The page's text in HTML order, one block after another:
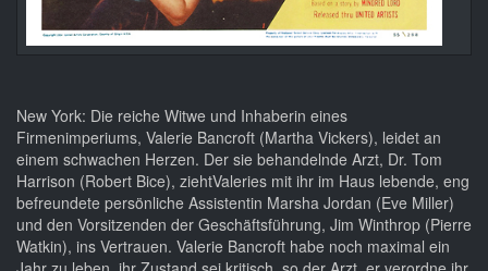
New York: Die reiche Witwe und Inhaberin eines
Firmenimperiums, Valerie Bancroft (Martha Vickers), leidet an
einem schwachen Herzen. Der sie behandelnde Arzt, Dr. Tom
Harrison (Robert Bice), ziehtValeries mit ihr im Haus lebende, eng
befreundete persönliche Assistentin Marsha Jordan (Eve Miller)
und den Vorsitzenden der Geschäftsführung, Jim Winthrop (Pierre
Watkin), ins Vertrauen. Valerie Bancroft habe noch maximal ein